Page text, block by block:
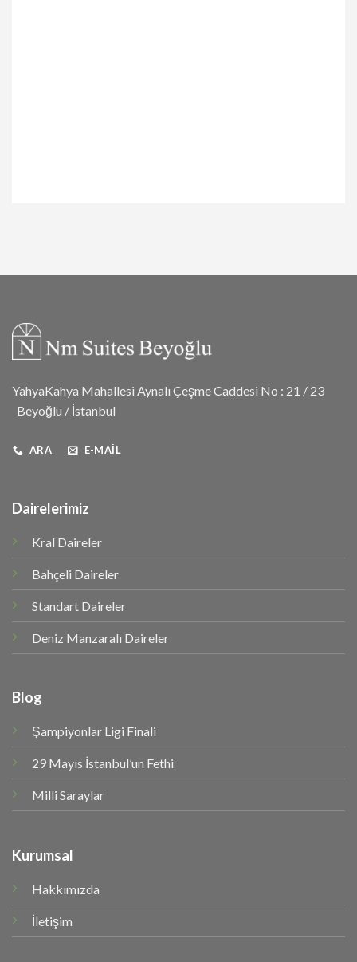
YahyaKahya Mahallesi Aynalı Çeşme Caddesi No : 21 / 23
Beyoğlu / İstanbul
ARA E-MAIL
Dairelerimiz
Kral Daireler
Bahçeli Daireler
Standart Daireler
Deniz Manzaralı Daireler
Blog
Şampiyonlar Ligi Finali
29 Mayıs İstanbul’un Fethi
Milli Saraylar
Kurumsal
Hakkımızda
İletişim